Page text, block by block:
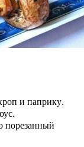
и паприку.
порезанный